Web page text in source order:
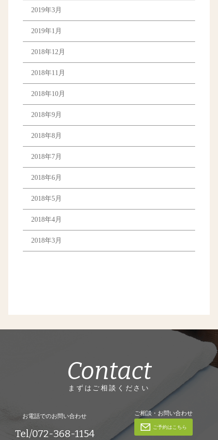
2019年3月
2019年1月
2018年12月
2018年11月
2018年10月
2018年9月
2018年8月
2018年7月
2018年6月
2018年5月
2018年4月
2018年3月
Contact
まずはご相談ください
お電話でのお問い合わせ
Tel/072-368-1154
ご相談・お問い合わせ
ご予約はこちら